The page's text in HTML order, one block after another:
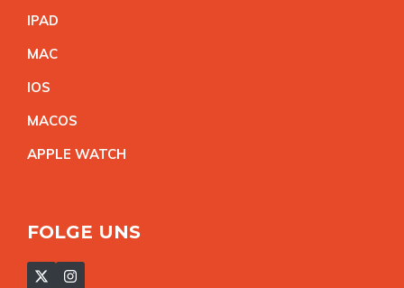
IPAD
MAC
IOS
MACOS
APPLE WATCH
FOLGE UNS